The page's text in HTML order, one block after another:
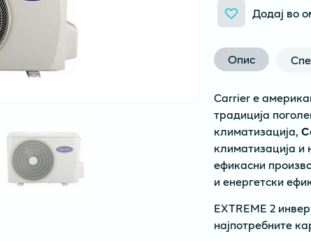
Додај во
Опис
Carrier е
традиција
климатизација,
климатизација и
ефикасни
и енергетски
EXTREME 2
најпотребните